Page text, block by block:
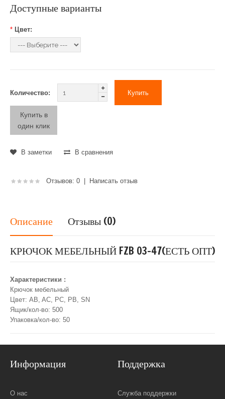
Доступные варианты
* Цвет:
Количество:
Купить в
один клик
В заметки В сравнения
Отзывов: 0 | Написать отзыв
Описание Отзывы (0)
КРЮЧОК МЕБЕЛЬНЫЙ FZB 03-47(ЕСТЬ ОПТ)
Характеристики :
Крючок мебельный
Цвет: AB, AC, PC, PB, SN
Ящик/кол-во: 500
Упаковка/кол-во: 50
Информация
О нас
Поддержка
Служба поддержки